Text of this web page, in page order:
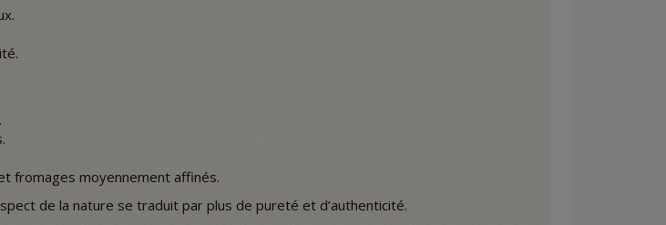
fromages moyennement affinés.
de la nature se traduit par plus de pureté et d’authenticité.